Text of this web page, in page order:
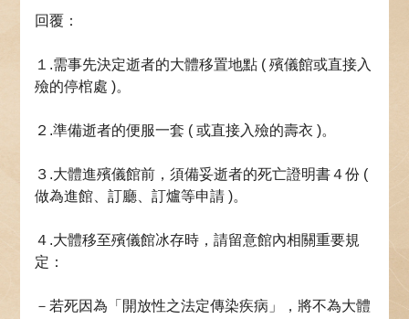
回覆：
１.需事先決定逝者的大體移置地點 ( 殯儀館或直接入
殮的停棺處 )。
２.準備逝者的便服一套 ( 或直接入殮的壽衣 )。
３.大體進殯儀館前，須備妥逝者的死亡證明書４份 (
做為進館、訂廳、訂爐等申請 )。
４.大體移至殯儀館冰存時，請留意館內相關重要規
定：
－若死因為「開放性之法定傳染疾病」，將不為大體